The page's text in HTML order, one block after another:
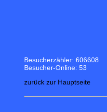
Besucherzähler: 606608
Besucher-Online: 53
zurück zur Hauptseite